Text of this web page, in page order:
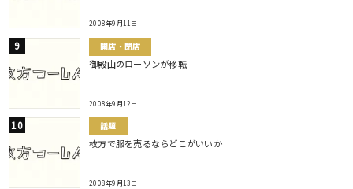
2008年9月11日
開店・閉店
御殿山のローソンが移転
2008年9月12日
話題
枚方で服を売るならどこがいいか
2008年9月13日